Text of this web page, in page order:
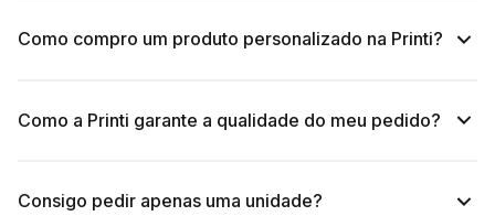
Como compro um produto personalizado na Printi?
Como a Printi garante a qualidade do meu pedido?
Consigo pedir apenas uma unidade?